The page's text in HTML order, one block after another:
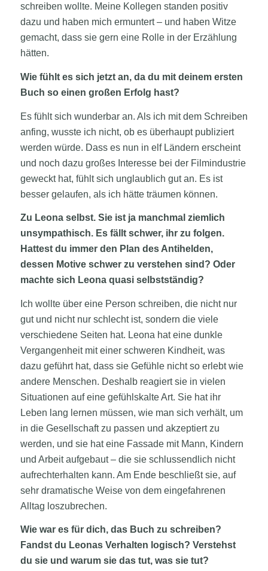
schreiben wollte. Meine Kollegen standen positiv
dazu und haben mich ermuntert – und haben Witze
gemacht, dass sie gern eine Rolle in der Erzählung
hätten.
Wie fühlt es sich jetzt an, da du mit deinem ersten
Buch so einen großen Erfolg hast?
Es fühlt sich wunderbar an. Als ich mit dem Schreiben
anfing, wusste ich nicht, ob es überhaupt publiziert
werden würde. Dass es nun in elf Ländern erscheint
und noch dazu großes Interesse bei der Filmindustrie
geweckt hat, fühlt sich unglaublich gut an. Es ist
besser gelaufen, als ich hätte träumen können.
Zu Leona selbst. Sie ist ja manchmal ziemlich
unsympathisch. Es fällt schwer, ihr zu folgen.
Hattest du immer den Plan des Antihelden,
dessen Motive schwer zu verstehen sind? Oder
machte sich Leona quasi selbstständig?
Ich wollte über eine Person schreiben, die nicht nur
gut und nicht nur schlecht ist, sondern die viele
verschiedene Seiten hat. Leona hat eine dunkle
Vergangenheit mit einer schweren Kindheit, was
dazu geführt hat, dass sie Gefühle nicht so erlebt wie
andere Menschen. Deshalb reagiert sie in vielen
Situationen auf eine gefühlskalte Art. Sie hat ihr
Leben lang lernen müssen, wie man sich verhält, um
in die Gesellschaft zu passen und akzeptiert zu
werden, und sie hat eine Fassade mit Mann, Kindern
und Arbeit aufgebaut – die sie schlussendlich nicht
aufrechterhalten kann. Am Ende beschließt sie, auf
sehr dramatische Weise von dem eingefahrenen
Alltag loszubrechen.
Wie war es für dich, das Buch zu schreiben?
Fandst du Leonas Verhalten logisch? Verstehst
du sie und warum sie das tut, was sie tut?